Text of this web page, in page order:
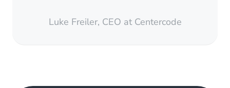
Luke Freiler, CEO at Centercode